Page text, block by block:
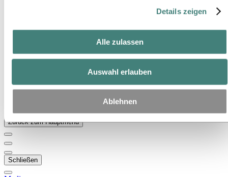
Details zeigen
Alle zulassen
Auswahl erlauben
Ablehnen
Wichtige Industrien schaffen
Unser Zweck und unsere Werte
Standorte in Österreich
Standorte in Deutschland
Standorte in der Schweiz
Publikationen
Zurück zum Hauptmenü
Schließen